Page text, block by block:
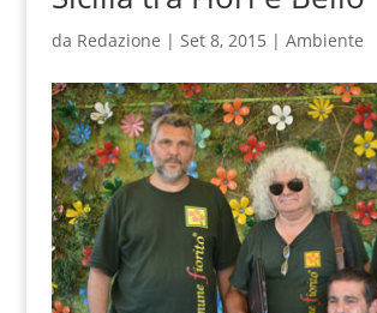
da Redazione | Set 8, 2015 | Ambiente